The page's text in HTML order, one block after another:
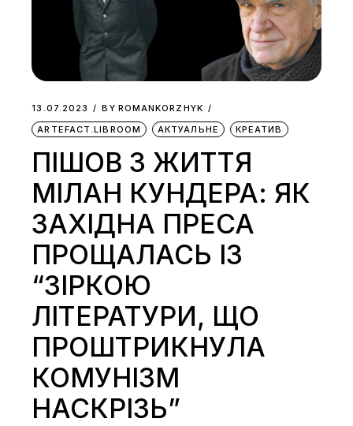
13.07.2023 BY ROMANKORZHYK
ARTEFACT.LIBROOM
АКТУАЛЬНЕ КРЕАТИВ
ПІШОВ З ЖИТТЯ
МІЛАН КУНДЕРА: ЯК
ЗАХІДНА ПРЕСА
ПРОЩАЛАСЬ ІЗ
“ЗІРКОЮ
ЛІТЕРАТУРИ, ЩО
ПРОШТРИКНУЛА
КОМУНІЗМ
НАСКРІЗЬ”